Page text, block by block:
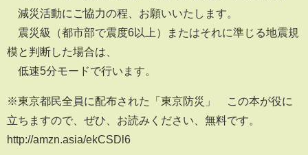
減災活動にご協力の程、お願いいたします。
震災級（都市部で震度6以上）またはそれに準じる地震規
模と判断した場合は、
低速5分モードで行います。
※東京都民全員に配布された「東京防災」 この本が役に
立ちますので、ぜひ、お読みください、無料です。
http://amzn.asia/ekCSDl6